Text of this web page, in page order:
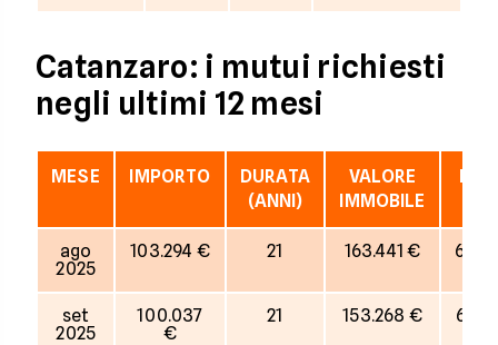
Catanzaro: i mutui richiesti
negli ultimi 12 mesi
MESE IMPORTO
DURATA
(ANNI)
VALORE
IMMOBILE
LTV
ago
2025
103.294 € 21 163.441 € 63%
set
2025
100.037
€
21 153.268 € 65%